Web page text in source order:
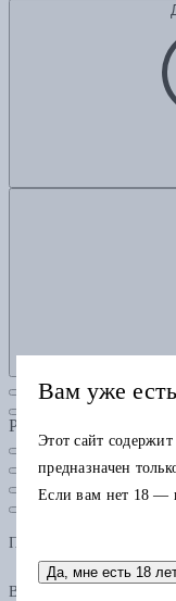
Рубрики
Подарочная карта
В одном заказе можно
Вам уже
Этот сайт
предназначен
Если вам нет 18 —
Да, мне есть 18